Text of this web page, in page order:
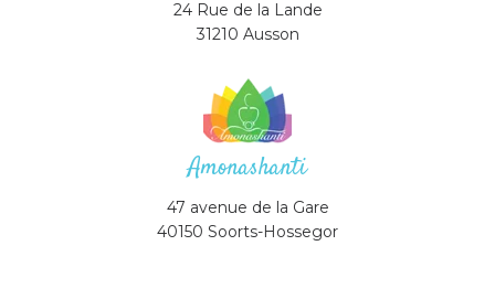
24 Rue de la Lande
31210 Ausson
Amonashanti
47 avenue de la Gare
40150 Soorts-Hossegor